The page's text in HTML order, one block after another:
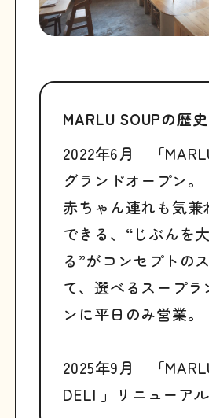
MARLU SOUPの歴史
2022年6月 「
グランドオープン。
赤ちゃん連れも気兼
できる、“じぶんを
る”がコンセプトの
て、選べるスープラ
ンに平日のみ営業。
2025年9月 「
DELI 」リニューア